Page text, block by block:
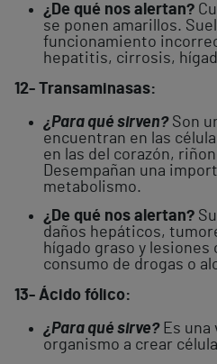
¿De qué nos alertan?
se ponen amarillos.
funcionamiento
hepatitis, cirrosis,
12- Transaminasas:
¿Para qué sirven?Son
encuentran en las
en las del corazón,
Desempañan una
metabolismo.
¿De qué nos alertan?
daños hepáticos,
hígado graso y lesiones
consumo de drogas o
13- Ácido fólico:
¿Para qué sirve?Es una
organismo a crear